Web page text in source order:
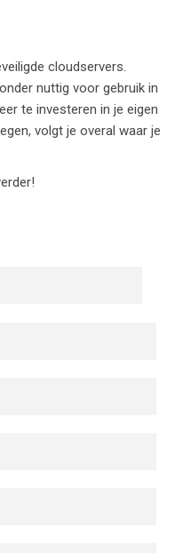
cloudservers.
nuttig voor gebruik in
te investeren in je eigen
volgt je overal waar je